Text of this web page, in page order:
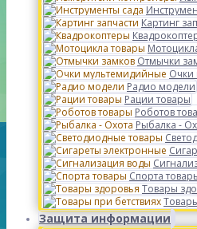
Картинг
Отмычки
Очки
Радио модели
Рации товары
Роботов
Рыбалка -
Спорта
Товары
Защита информации